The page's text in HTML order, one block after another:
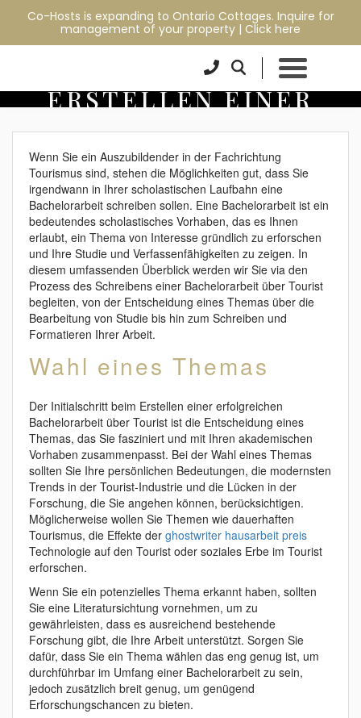
Co-Hosts is expanding to Ontario Cottages. Inquire for
management of your property | Click here
DER ULTIMATIVE
LEITFADEN ZUM
ERSTELLEN EINER
BACHELORARBEIT ÜBER
TOURIST
Wenn Sie ein Auszubildender in der Fachrichtung
Tourismus sind, stehen die Möglichkeiten gut, dass Sie
irgendwann in Ihrer scholastischen Laufbahn eine
Bachelorarbeit schreiben sollen. Eine Bachelorarbeit ist ein
bedeutendes scholastisches Vorhaben, das es Ihnen
erlaubt, ein Thema von Interesse gründlich zu erforschen
und Ihre Studie und Verfassenfähigkeiten zu zeigen. In
diesem umfassenden Überblick werden wir Sie via den
Prozess des Schreibens einer Bachelorarbeit über Tourist
begleiten, von der Entscheidung eines Themas über die
Bearbeitung von Studie bis hin zum Schreiben und
Formatieren Ihrer Arbeit.
Wahl eines Themas
Der Initialschritt beim Erstellen einer erfolgreichen
Bachelorarbeit über Tourist ist die Entscheidung eines
Themas, das Sie fasziniert und mit Ihren akademischen
Vorhaben zusammenpasst. Bei der Wahl eines Themas
sollten Sie Ihre persönlichen Bedeutungen, die modernsten
Trends in der Tourist-Industrie und die Lücken in der
Forschung, die Sie angehen können, berücksichtigen.
Möglicherweise wollen Sie Themen wie dauerhaften
Tourismus, die Effekte der ghostwriter hausarbeit preis
Technologie auf den Tourist oder soziales Erbe im Tourist
erforschen.
Wenn Sie ein potenzielles Thema erkannt haben, sollten
Sie eine Literatursichtung vornehmen, um zu
gewährleisten, dass es ausreichend bestehende
Forschung gibt, die Ihre Arbeit unterstützt. Sorgen Sie
dafür, dass Sie ein Thema wählen das eng genug ist, um
durchführbar im Umfang einer Bachelorarbeit zu sein,
jedoch zusätzlich breit genug, um genügend
Erforschungschancen zu bieten.